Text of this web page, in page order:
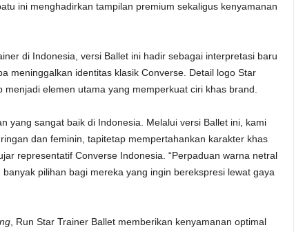
ini menghadirkan tampilan premium sekaligus kenyamanan
di Indonesia, versi Ballet ini hadir sebagai interpretasi baru
meninggalkan identitas klasik Converse. Detail logo Star
elemen utama yang memperkuat ciri khas brand.
yang sangat baik di Indonesia. Melalui versi Ballet ini, kami
dan feminin, tapitetap mempertahankan karakter khas
representatif Converse Indonesia. “Perpaduan warna netral
pilihan bagi mereka yang ingin berekspresi lewat gaya
, Run Star Trainer Ballet memberikan kenyamanan optimal